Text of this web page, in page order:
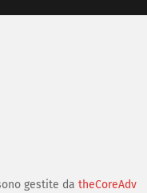
gestite da theCoreAdv